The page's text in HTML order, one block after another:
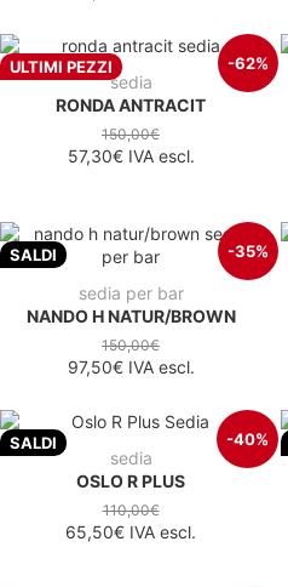
ULTIMI PEZZI -62%
sedia
RONDA ANTRACIT
150,00€
57,30€IVA escl.
SALDI -35%
sedia per bar
NANDO H NATUR/BROWN
150,00€
97,50€IVA escl.
SALDI -40%
sedia
OSLO R PLUS
110,00€
65,50€ IVA escl.